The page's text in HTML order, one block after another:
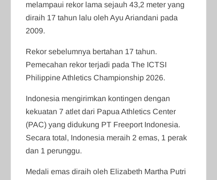
melampaui rekor lama sejauh 43,2 meter yang
diraih 17 tahun lalu oleh Ayu Ariandani pada
2009.
Rekor sebelumnya bertahan 17 tahun.
Pemecahan rekor terjadi pada The ICTSI
Philippine Athletics Championship 2026.
Indonesia mengirimkan kontingen dengan
kekuatan 7 atlet dari Papua Athletics Center
(PAC) yang didukung PT Freeport Indonesia.
Secara total, Indonesia meraih 2 emas, 1 perak
dan 1 perunggu.
Medali emas diraih oleh Elizabeth Martha Putri